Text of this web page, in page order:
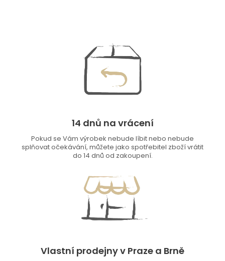
14 dnů na vrácení
Pokud se Vám výrobek nebude líbit nebo nebude
splňovat očekávání, můžete jako spotřebitel zboží vrátit
do 14 dnů od zakoupení.
Vlastní prodejny v Praze a Brně